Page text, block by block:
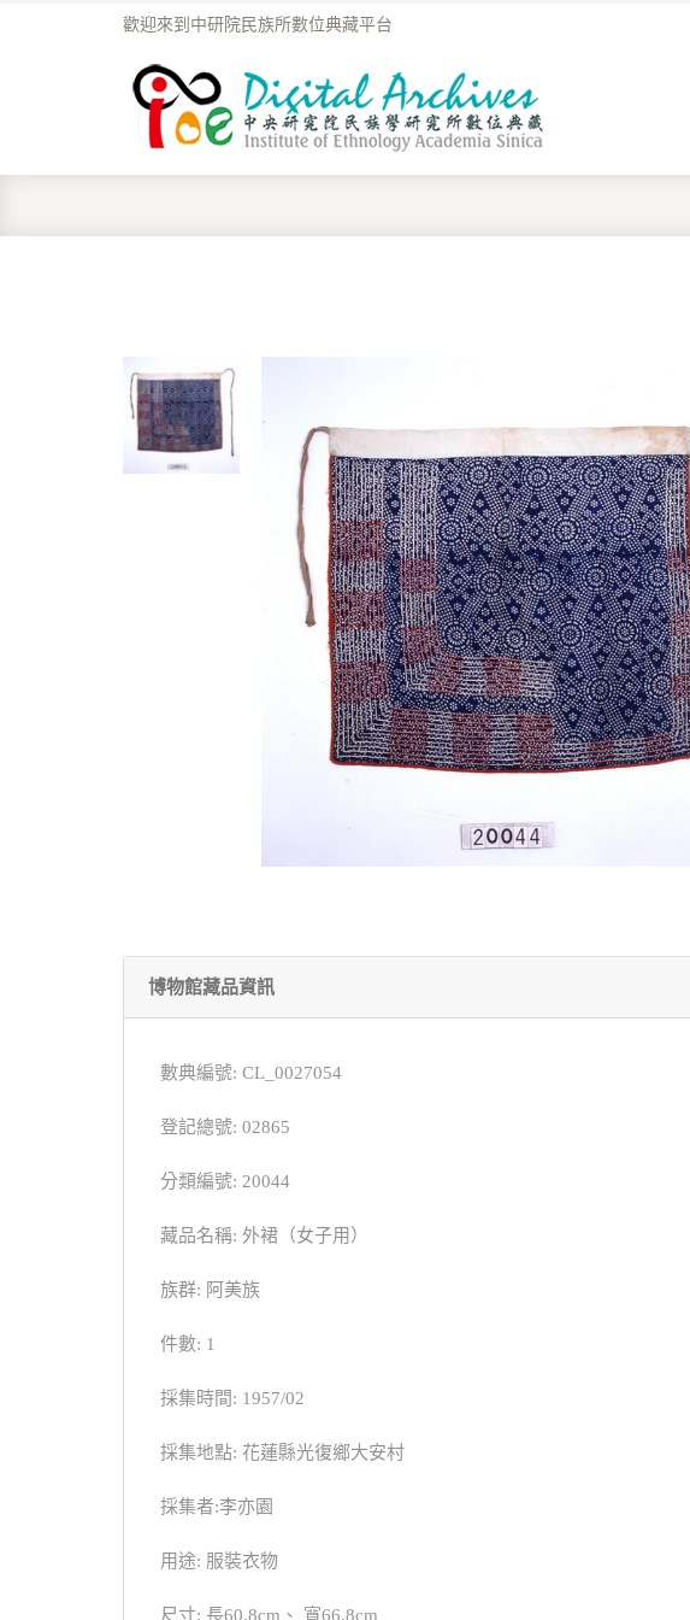
歡迎來到中研院民族所數位典藏平台
博物館藏品資訊
數典編號: CL_0027054
登記總號: 02865
分類編號: 20044
藏品名稱: 外裙（女子用）
族群: 阿美族
件數: 1
採集時間: 1957/02
採集地點: 花蓮縣光復鄉大安村
採集者:李亦園
用途: 服裝衣物
尺寸: 長60.8cm、 寬66.8cm